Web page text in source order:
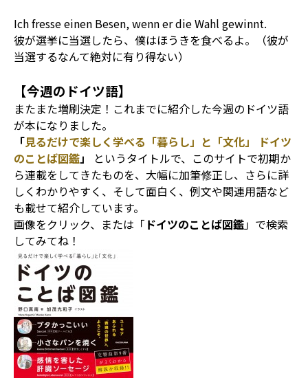
Ichfresseeinen Besen, wenn er die Wahl gewinnt.
彼が選挙に当選したら、僕はほうきを食べるよ。（彼が
当選するなんて絶対に有り得ない）
【今週のドイツ語】
またまた増刷決定！これまでに紹介した今週のドイツ語
が本になりました。
「見るだけで楽しく学べる「暮らし」と「文化」 ドイツ
のことば図鑑」
というタイトルで、このサイトで初期か
ら連載をしてきたものを、大幅に加筆修正し、さらに詳
しくわかりやすく、そして面白く、例文や関連用語など
も載せて紹介しています。
画像をクリック、または「 ドイツのことば図鑑」で検索
してみてね！